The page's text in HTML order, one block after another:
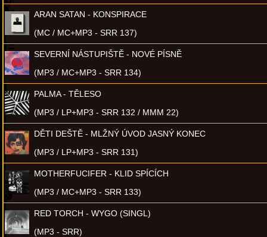
ARAN SATAN - KONSPIRACE
(MC / MC+MP3 - SRR 137)
SEVERNÍ NÁSTUPIŠTĚ - NOVÉ PÍSNĚ
(MP3 / MC+MP3 - SRR 134)
PALMA - TĚLESO
(MP3 / LP+MP3 - SRR 132 / MMM 22)
DĚTI DEŠTĚ - MLŽNÝ ÚVOD JASNÝ KONEC
(MP3 / LP+MP3 - SRR 131)
MOTHERFUCIFER - KLID SPÍCÍCH
(MP3 / MC+MP3 - SRR 133)
RED TORCH - WYGO (SINGL)
(MP3 - SRR)